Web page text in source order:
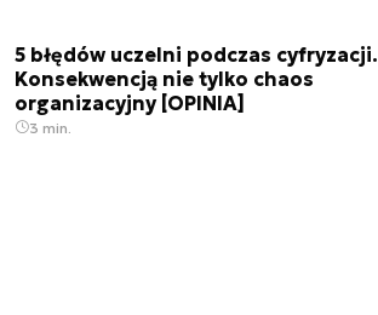
5 błędów uczelni podczas cyfryzacji.
Konsekwencją nie tylko chaos
organizacyjny [OPINIA]
3 min.